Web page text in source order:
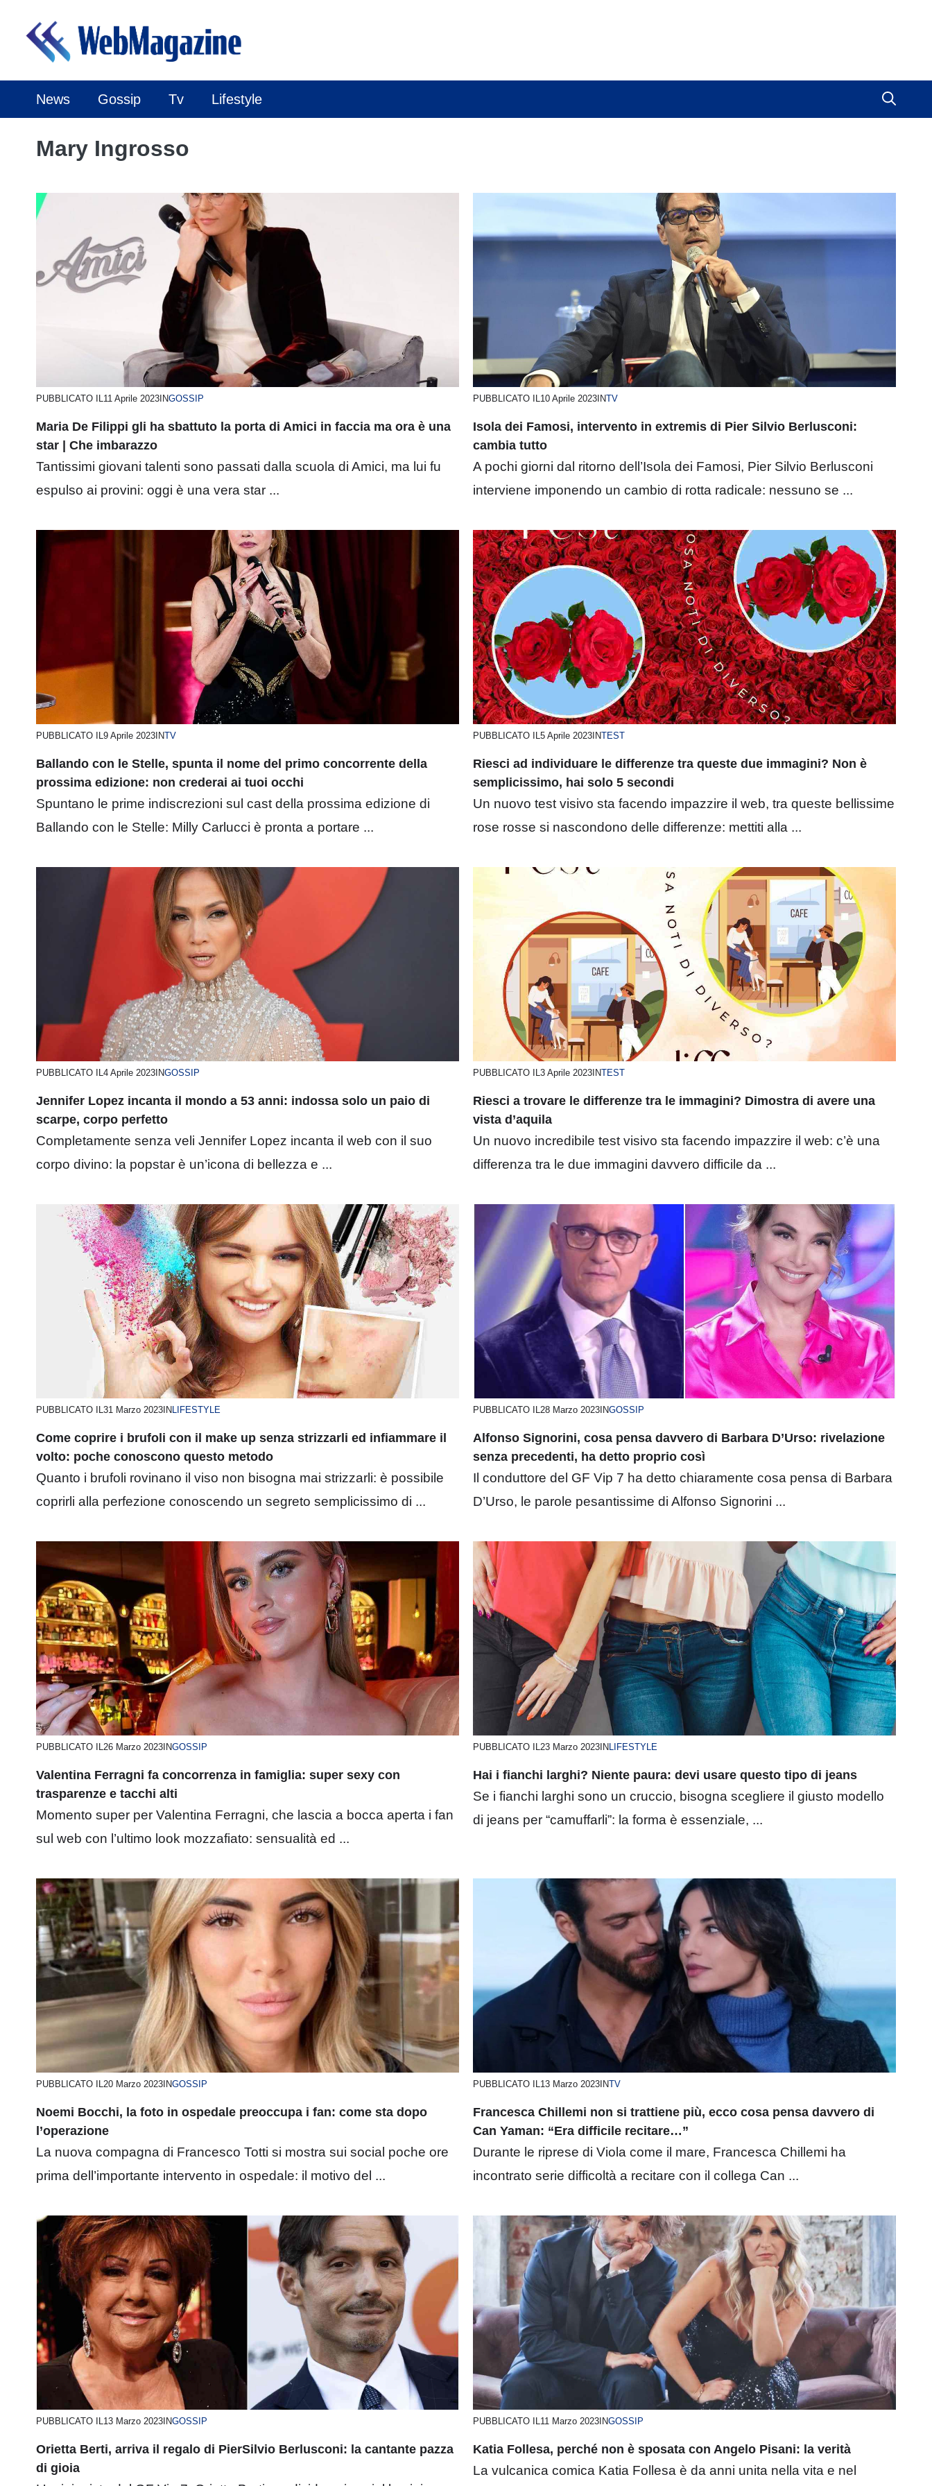
contenuto
News Gossip Tv Lifestyle
Mary Ingrosso
PUBBLICATO IL 11 Aprile 2023 INGOSSIP
Maria De Filippi gli ha sbattuto la porta di Amici in faccia ma ora è una
star | Che imbarazzo
Tantissimi giovani talenti sono passati dalla scuola di Amici, ma lui fu
espulso ai provini: oggi è una vera star ...
PUBBLICATO IL 10 Aprile 2023 INTV
Isola dei Famosi, intervento in extremis di Pier Silvio Berlusconi:
cambia tutto
A pochi giorni dal ritorno dell’Isola dei Famosi, Pier Silvio Berlusconi
interviene imponendo un cambio di rotta radicale: nessuno se ...
PUBBLICATO IL 9 Aprile 2023 INTV
Ballando con le Stelle, spunta il nome del primo concorrente della
prossima edizione: non crederai ai tuoi occhi
Spuntano le prime indiscrezioni sul cast della prossima edizione di
Ballando con le Stelle: Milly Carlucci è pronta a portare ...
PUBBLICATO IL 5 Aprile 2023 INTEST
Riesci ad individuare le differenze tra queste due immagini? Non è
semplicissimo, hai solo 5 secondi
Un nuovo test visivo sta facendo impazzire il web, tra queste bellissime
rose rosse si nascondono delle differenze: mettiti alla ...
PUBBLICATO IL 4 Aprile 2023 INGOSSIP
Jennifer Lopez incanta il mondo a 53 anni: indossa solo un paio di
scarpe, corpo perfetto
Completamente senza veli Jennifer Lopez incanta il web con il suo
corpo divino: la popstar è un’icona di bellezza e ...
PUBBLICATO IL 3 Aprile 2023 INTEST
Riesci a trovare le differenze tra le immagini? Dimostra di avere una
vista d’aquila
Un nuovo incredibile test visivo sta facendo impazzire il web: c’è una
differenza tra le due immagini davvero difficile da ...
PUBBLICATO IL 31 Marzo 2023 IN LIFESTYLE
Come coprire i brufoli con il make up senza strizzarli ed infiammare il
volto: poche conoscono questo metodo
Quanto i brufoli rovinano il viso non bisogna mai strizzarli: è possibile
coprirli alla perfezione conoscendo un segreto semplicissimo di ...
PUBBLICATO IL 28 Marzo 2023 INGOSSIP
Alfonso Signorini, cosa pensa davvero di Barbara D’Urso: rivelazione
senza precedenti, ha detto proprio così
Il conduttore del GF Vip 7 ha detto chiaramente cosa pensa di Barbara
D’Urso, le parole pesantissime di Alfonso Signorini ...
PUBBLICATO IL 26 Marzo 2023 INGOSSIP
Valentina Ferragni fa concorrenza in famiglia: super sexy con
trasparenze e tacchi alti
Momento super per Valentina Ferragni, che lascia a bocca aperta i fan
sul web con l’ultimo look mozzafiato: sensualità ed ...
PUBBLICATO IL 23 Marzo 2023 IN LIFESTYLE
Hai i fianchi larghi? Niente paura: devi usare questo tipo di jeans
Se i fianchi larghi sono un cruccio, bisogna scegliere il giusto modello
di jeans per “camuffarli”: la forma è essenziale, ...
PUBBLICATO IL 20 Marzo 2023 INGOSSIP
Noemi Bocchi, la foto in ospedale preoccupa i fan: come sta dopo
l’operazione
La nuova compagna di Francesco Totti si mostra sui social poche ore
prima dell’importante intervento in ospedale: il motivo del ...
PUBBLICATO IL 13 Marzo 2023 INTV
Francesca Chillemi non si trattiene più, ecco cosa pensa davvero di
Can Yaman: “Era difficile recitare…”
Durante le riprese di Viola come il mare, Francesca Chillemi ha
incontrato serie difficoltà a recitare con il collega Can ...
PUBBLICATO IL 13 Marzo 2023 INGOSSIP
Orietta Berti, arriva il regalo di PierSilvio Berlusconi: la cantante pazza
di gioia
PUBBLICATO IL 11 Marzo 2023 INGOSSIP
Katia Follesa, perché non è sposata con Angelo Pisani: la verità
La vulcanica comica Katia Follesa è da anni unita nella vita e nel